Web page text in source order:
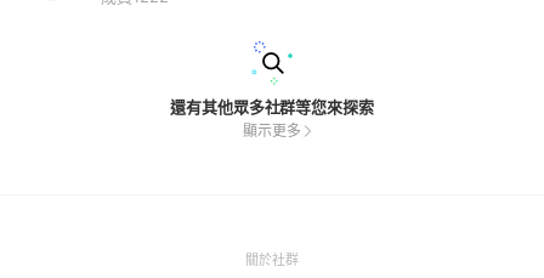
還有其他眾多社群等您來探索
顯示更多
關於社群(Open